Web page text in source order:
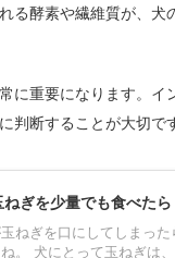
る酵素や繊維質が、
に重要になります。
判断することが大切で
ねぎを少量でも食べた
ねぎを口にしてしまっ
ね。 犬にとって玉ねぎは